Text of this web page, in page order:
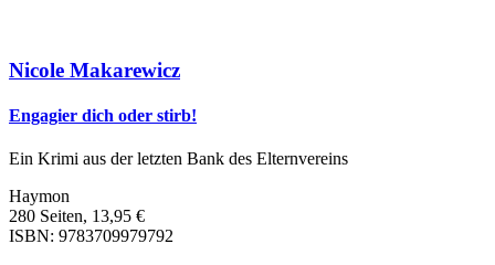
Nicole Makarewicz
Engagier dich oder stirb!
Ein Krimi aus der letzten Bank des Elternvereins
Haymon
280 Seiten, 13,95 €
ISBN: 9783709979792